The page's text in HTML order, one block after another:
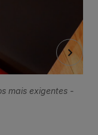
mais exigentes -